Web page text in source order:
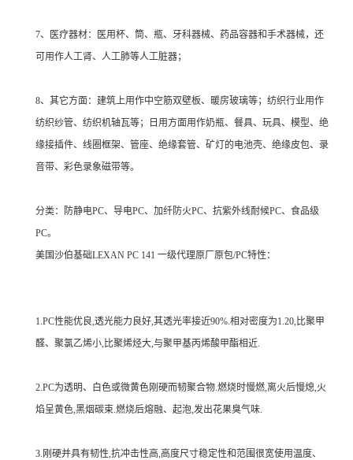
7、医疗器材：医用杯、筒、瓶、牙科器械、药品容器和手术器械，还
可用作人工肾、人工肺等人工脏器；
8、其它方面：建筑上用作中空筋双壁板、暖房玻璃等；纺织行业用作
纺织纱管、纺织机轴瓦等；日用方面用作奶瓶、餐具、玩具、模型、绝
缘接插件、线圈框架、管座、绝缘套管、矿灯的电池壳、绝缘皮包、录
音带、彩色录象磁带等。
分类：防静电PC、导电PC、加纤防火PC、抗紫外线耐候PC、食品级
PC。
美国沙伯基础LEXAN PC 141 一级代理原厂原包/PC特性：
1.PC性能优良,透光能力良好,其透光率接近90%.相对密度为1.20,比聚甲
醛、聚氯乙烯小,比聚烯烃大,与聚甲基丙烯酸甲酯相近.
2.PC为透明、白色或微黄色刚硬而韧聚合物.燃烧时慢燃,离火后慢熄,火
焰呈黄色,黑烟碳束.燃烧后熔融、起泡,发出花果臭气味.
3.刚硬并具有韧性,抗冲击性高,高度尺寸稳定性和范围很宽使用温度、